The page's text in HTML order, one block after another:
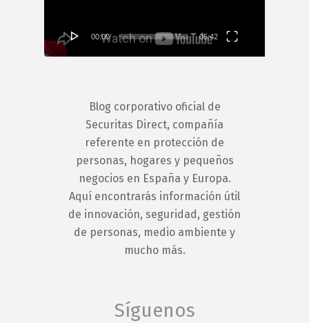
00:00 05:42
Blog corporativo oficial de
Securitas Direct, compañía
referente en protección de
personas, hogares y pequeños
negocios en España y Europa.
Aquí encontrarás información útil
de innovación, seguridad, gestión
de personas, medio ambiente y
mucho más.
Síguenos